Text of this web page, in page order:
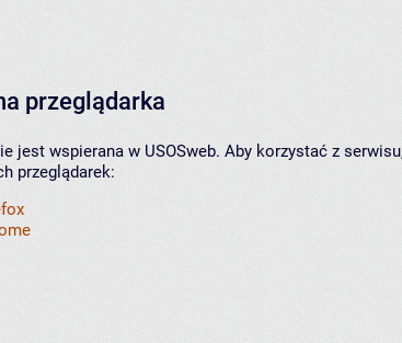
przeglądarka
jest wspierana w USOSweb. Aby korzystać z
przeglądarek: